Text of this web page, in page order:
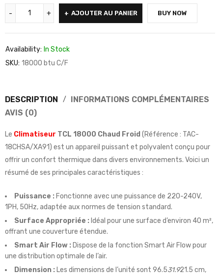
AJOUTER AU PANIER BUY NOW
Availability: In Stock
SKU: 18000 btu C/F
DESCRIPTION
INFORMATIONS COMPLÉMENTAIRES
AVIS (0)
Le Climatiseur TCL 18000 Chaud Froid (Référence : TAC-
18CHSA/XA91) est un appareil puissant et polyvalent conçu pour
offrir un confort thermique dans divers environnements. Voici un
résumé de ses principales caractéristiques :
Puissance : Fonctionne avec une puissance de 220-240V,
1PH, 50Hz, adaptée aux normes de tension standard.
Surface Appropriée : Idéal pour une surface d’environ 40 m²,
offrant une couverture étendue.
Smart Air Flow : Dispose de la fonction Smart Air Flow pour
une distribution optimale de l’air.
Dimension : Les dimensions de l’unité sont 96.531.921.5 cm,